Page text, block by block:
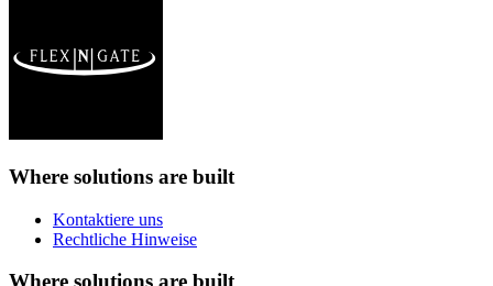
Where solutions are built
Kontaktiere uns
Rechtliche Hinweise